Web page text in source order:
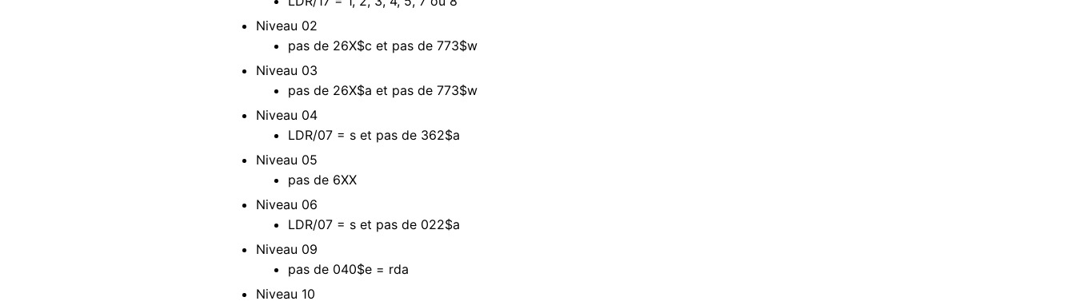
Niveau 02
pas de 26X$c et pas de 773$w
Niveau 03
pas de 26X$a et pas de 773$w
Niveau 04
LDR/07 = s et pas de 362$a
Niveau 05
pas de 6XX
Niveau 06
LDR/07 = s et pas de 022$a
Niveau 09
pas de 040$e = rda
Niveau 10